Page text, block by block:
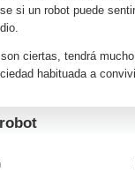
si un robot puede
ciertas, tendrá
habituada a